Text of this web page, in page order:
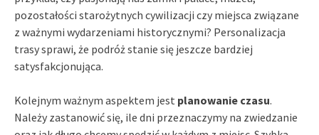
pozostałości starożytnych cywilizacji czy miejsca związane
z ważnymi wydarzeniami historycznymi? Personalizacja
trasy sprawi, że podróż stanie się jeszcze bardziej
satysfakcjonująca.
Kolejnym ważnym aspektem jest planowanie czasu.
Należy zastanowić się, ile dni przeznaczymy na zwiedzanie